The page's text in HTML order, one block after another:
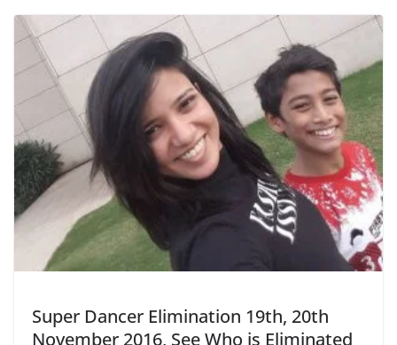
Super Dancer Elimination 19th, 20th
November 2016, See Who is Eliminated